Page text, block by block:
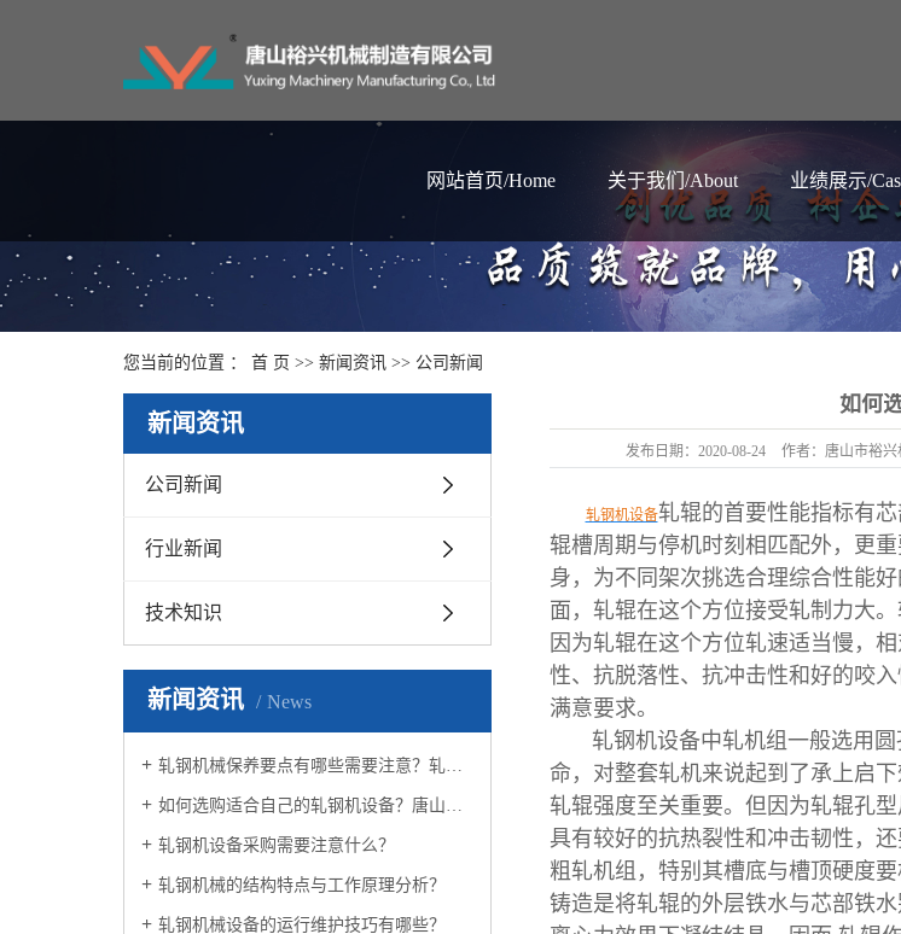
网站首页/Home 关于我们/About 业绩展示/
您当前的位置 ： 首 页 >> 新闻资讯 >> 公司新闻
新闻资讯
公司新闻
行业新闻
技术知识
新闻资讯 News
轧钢机械保养要点有哪些需要注意？轧钢机械厂家为您解答
如何选购适合自己的轧钢机设备？唐山轧钢机设备生产厂家为您解答
轧钢机设备采购需要注意什么？
轧钢机械的结构特点与工作原理分析？
轧钢机械设备的运行维护技巧有哪些？
如何
发布日期： 2020-08-24 作者： 唐山市裕兴
轧钢机设备轧辊的首要性能指标有
辊槽周期与停机时刻相匹配外，更
身，为不同架次挑选合理综合性能
面，轧辊在这个方位接受轧制力大
因为轧辊在这个方位轧速适当慢，
性、抗脱落性、抗冲击性和好的咬
满意要求。
轧钢机设备中轧机组一般选用圆
命，对整套轧机来说起到了承上启
轧辊强度至关重要。但因为轧辊孔
具有较好的抗热裂性和冲击韧性，
粗轧机组，特别其槽底与槽顶硬度
铸造是将轧辊的外层铁水与芯部铁